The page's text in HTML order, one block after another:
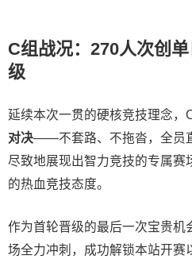
C组战况：270人次创
级
延续本次一贯的硬核竞技理念，
对决——不套路、不拖沓，全员
尽致地展现出智力竞技的专属赛
的热血竞技态度。
作为首轮晋级的最后一次宝贵机
场全力冲刺，成功解锁本站开赛